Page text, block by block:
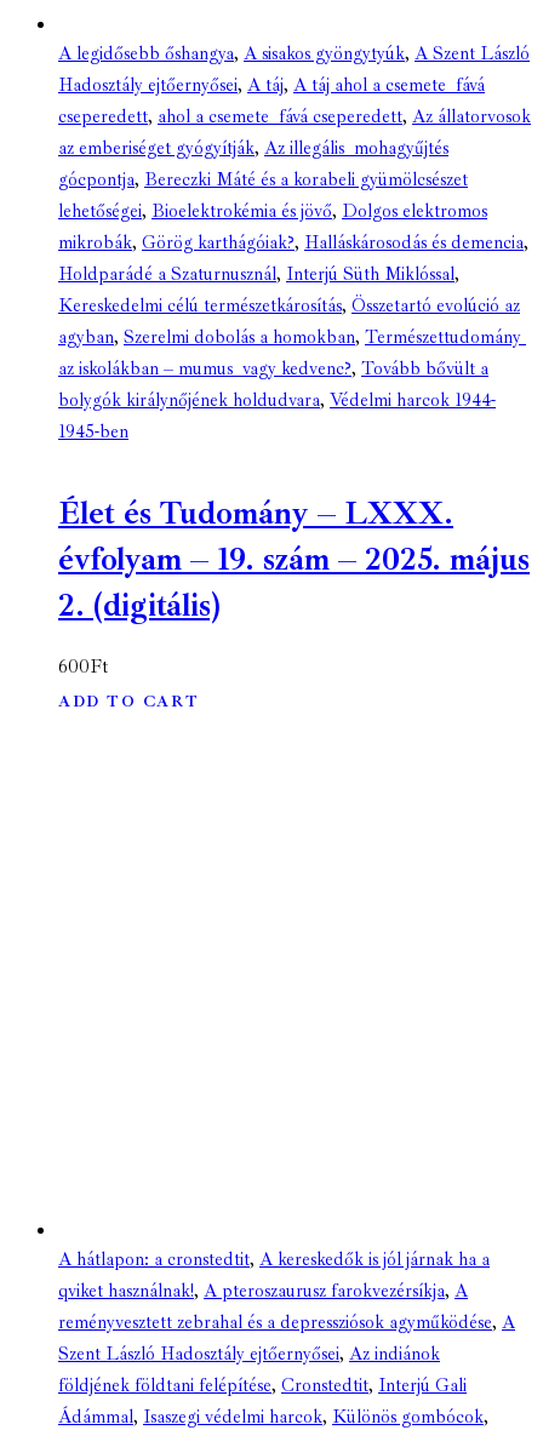
A legidősebb őshangya, A sisakos gyöngytyúk, A Szent László
Hadosztály ejtőernyősei, A táj, A táj ahol a csemete fává
cseperedett, ahol a csemete fává cseperedett, Az állatorvosok
az emberiséget gyógyítják, Az illegális mohagyűjtés
gócpontja, Bereczki Máté és a korabeli gyümölcsészet
lehetőségei, Bioelektrokémia és jövő, Dolgos elektromos
mikrobák, Görög karthágóiak?, Halláskárosodás és demencia,
Holdparádé a Szaturnusznál, Interjú Süth Miklóssal,
Kereskedelmi célú természetkárosítás, Összetartó evolúció az
agyban, Szerelmi dobolás a homokban, Természettudomány
az iskolákban – mumus vagy kedvenc?, Tovább bővült a
bolygók királynőjének holdudvara, Védelmi harcok 1944-
1945-ben
Élet és Tudomány – LXXX.
évfolyam – 19. szám – 2025. május
2. (digitális)
600Ft
ADD TO CART
A hátlapon: a cronstedtit, A kereskedők is jól járnak ha a
qviket használnak!, A pteroszaurusz farokvezérsíkja, A
reményvesztett zebrahal és a depressziósok agyműködése, A
Szent László Hadosztály ejtőernyősei, Az indiánok
földjének földtani felépítése, Cronstedtit, Interjú Gali
Ádámmal, Isaszegi védelmi harcok, Különös gombócok,